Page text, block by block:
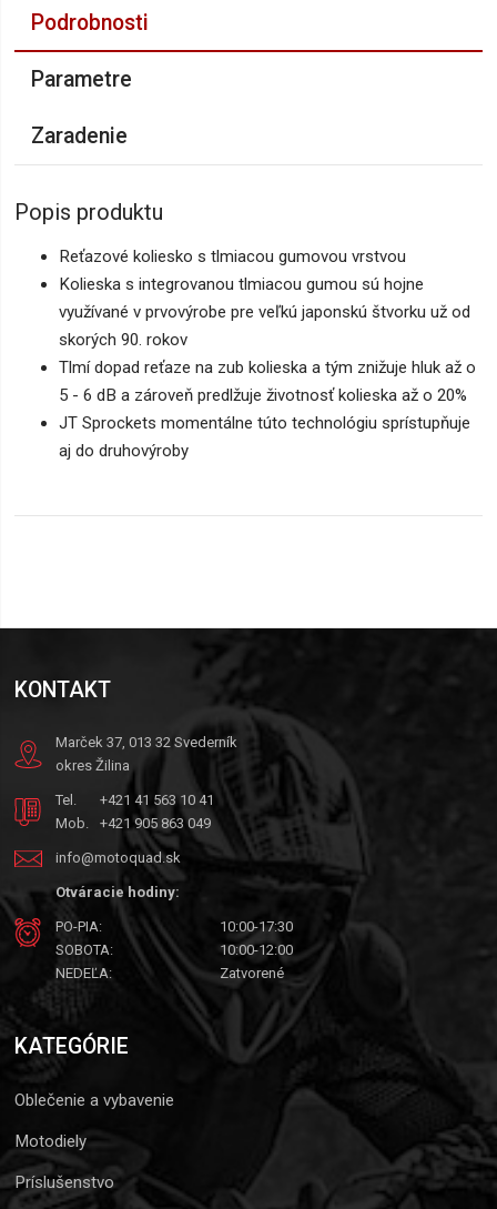
Podrobnosti
Parametre
Zaradenie
Popis produktu
Reťazové koliesko s tlmiacou gumovou vrstvou
Kolieska s integrovanou tlmiacou gumou sú hojne
využívané v prvovýrobe pre veľkú japonskú štvorku už od
skorých 90. rokov
Tlmí dopad reťaze na zub kolieska a tým znižuje hluk až o
5 - 6 dB a zároveň predlžuje životnosť kolieska až o 20%
JT Sprockets momentálne túto technológiu sprístupňuje
aj do druhovýroby
KONTAKT
Marček 37, 013 32 Svederník
okres Žilina
Tel.
+421 41 563 10 41
Mob.
+421 905 863 049
info@motoquad.sk
Otváracie hodiny:
PO-PIA:
10:00-17:30
SOBOTA:
10:00-12:00
NEDEĽA:
Zatvorené
KATEGÓRIE
Oblečenie a vybavenie
Motodiely
Príslušenstvo